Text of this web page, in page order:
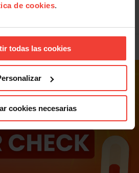
de cookies.
todas las cookies
cookies necesarias
de baja?